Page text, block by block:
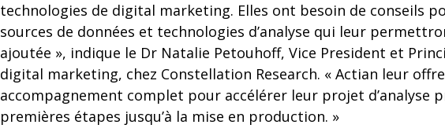
technologies de digital marketing. Elles ont besoin de conseils
sources de données et technologies d’analyse qui leur
ajoutée », indique le Dr Natalie Petouhoff, Vice President et
digital marketing, chez Constellation Research. « Actian leur
accompagnement complet pour accélérer leur projet d’analyse
premières étapes jusqu’à la mise en production. »